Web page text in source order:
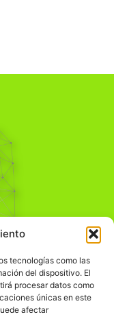
tecnologías como las
del dispositivo. El
procesar datos como
únicas en este
afectar